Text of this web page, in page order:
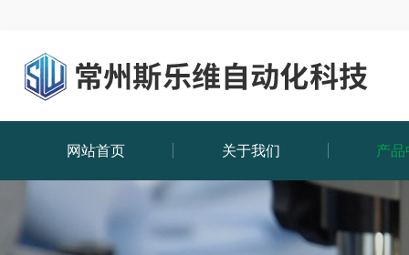
网站首页 关于我们 产品